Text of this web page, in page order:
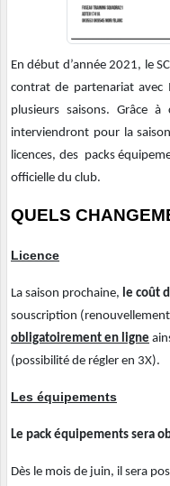
En début d’année 2021, le
contrat de partenariat avec
plusieurs saisons. Grâce
interviendront pour la
licences, des packs
officielle du club.
QUELS
Licence
La saison prochaine, le coût
souscription
obligatoirement en ligne
(possibilité de régler en 3X).
Les équipements
Le pack équipements sera
Dès le mois de juin, il sera